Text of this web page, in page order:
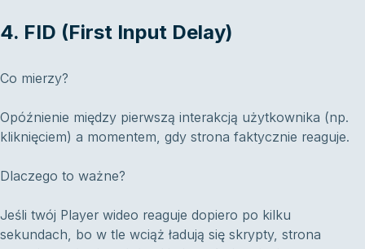
4. FID (First Input Delay)
Co mierzy?
Opóźnienie między pierwszą interakcją użytkownika (np.
kliknięciem) a momentem, gdy strona faktycznie reaguje.
Dlaczego to ważne?
Jeśli twój Player wideo reaguje dopiero po kilku
sekundach, bo w tle wciąż ładują się skrypty, strona